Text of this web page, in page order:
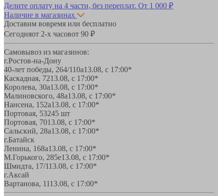
Делите оплату на 4 части, без переплат. От 1 000 ₽
Наличие в магазинах
Доставим вовремя или бесплатно
Сегодняот 2-х часовот 90 ₽
Самовывоз из магазинов:
г.Ростов-на-Дону
40-лет победы, 264/110а13.08, с 17:00*
Каскадная, 7213.08, с 17:00*
Королева, 30а13.08, с 17:00*
Малиновского, 48а13.08, с 17:00*
Нансена, 152а13.08, с 17:00*
Портовая, 53245 шт
Портовая, 7013.08, с 17:00*
Сальский, 28a13.08, с 17:00*
г.Батайск
Ленина, 168а13.08, с 17:00*
М.Горького, 285е13.08, с 17:00*
Шмидта, 17/113.08, с 17:00*
г.Аксай
Вартанова, 1113.08, с 17:00*